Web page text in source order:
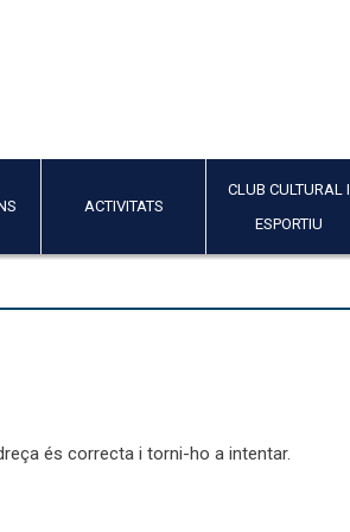
ACTIVITATS
CLUB CULTURAL I
ESPORTIU
és correcta i torni-ho a intentar.